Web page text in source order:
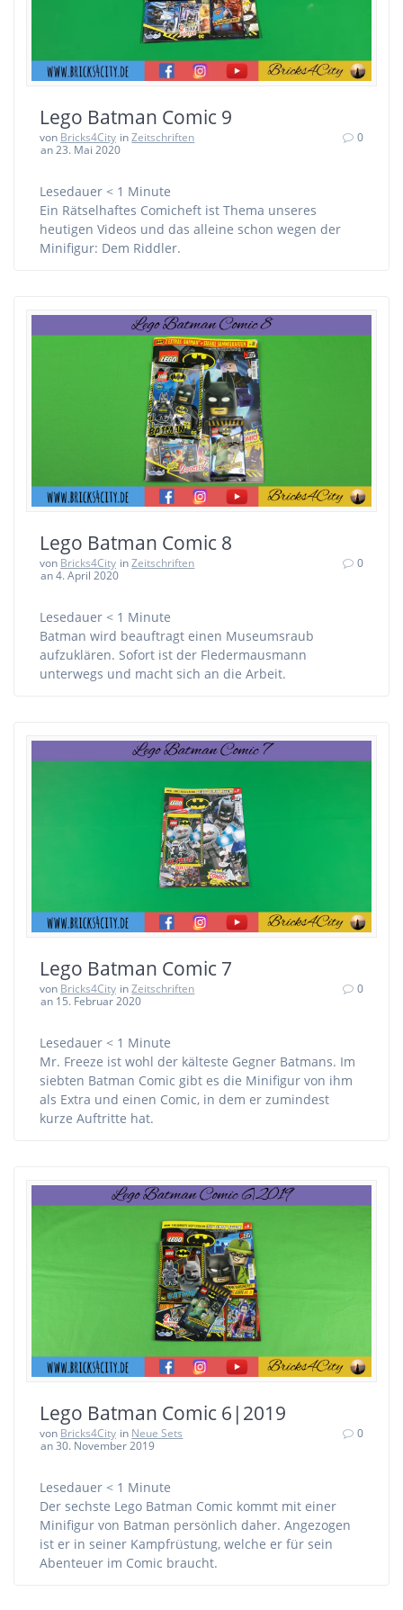
Lego Batman Comic 9
von Bricks4City inZeitschriften
an 23. Mai 2020
0
Lesedauer < 1 Minute
Ein Rätselhaftes Comicheft ist Thema unseres
heutigen Videos und das alleine schon wegen der
Minifigur: Dem Riddler.
Lego Batman Comic 8
von Bricks4City inZeitschriften
an 4. April 2020
0
Lesedauer < 1 Minute
Batman wird beauftragt einen Museumsraub
aufzuklären. Sofort ist der Fledermausmann
unterwegs und macht sich an die Arbeit.
Lego Batman Comic 7
von Bricks4City inZeitschriften
an 15. Februar 2020
0
Lesedauer < 1 Minute
Mr. Freeze ist wohl der kälteste Gegner Batmans. Im
siebten Batman Comic gibt es die Minifigur von ihm
als Extra und einen Comic, in dem er zumindest
kurze Auftritte hat.
Lego Batman Comic 6|2019
von Bricks4City in Neue Sets
an 30. November 2019
0
Lesedauer < 1 Minute
Der sechste Lego Batman Comic kommt mit einer
Minifigur von Batman persönlich daher. Angezogen
ist er in seiner Kampfrüstung, welche er für sein
Abenteuer im Comic braucht.